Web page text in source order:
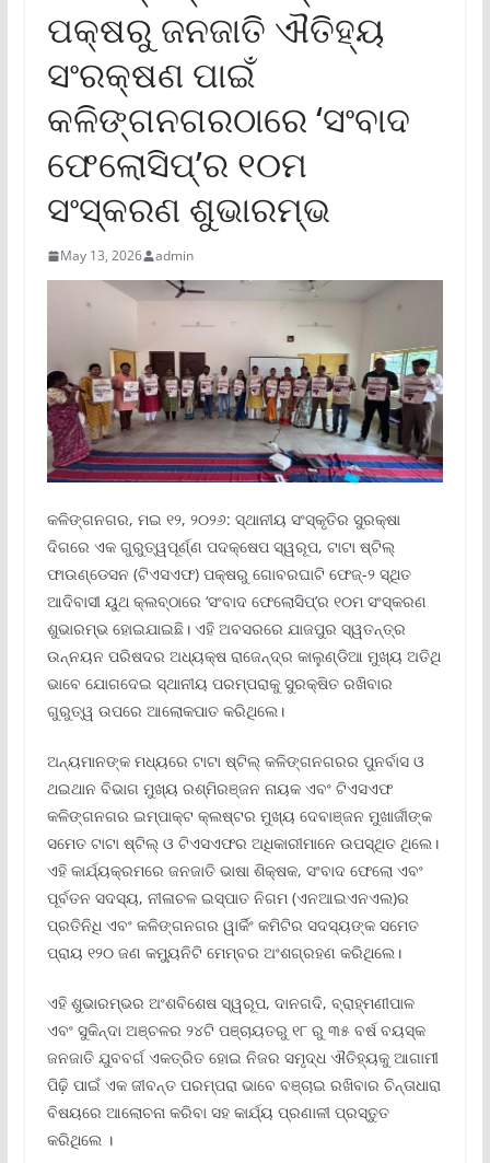
ପକ୍ଷରୁ ଜନଜାତି ଐତିହ୍ୟ
ସଂରକ୍ଷଣ ପାଇଁ
କଳିଙ୍ଗନଗରଠାରେ ‘ସଂବାଦ
ଫେଲୋସିପ୍’ର ୧୦ମ
ସଂସ୍କରଣ ଶୁଭାରମ୍ଭ
May 13, 2026 admin
କଳିଙ୍ଗନଗର, ମଇ ୧୨, ୨୦୨୬: ସ୍ଥାନୀୟ ସଂସ୍କୃତିର ସୁରକ୍ଷା
ଦିଗରେ ଏକ ଗୁରୁତ୍ୱପୂର୍ଣ୍ଣ ପଦକ୍ଷେପ ସ୍ୱରୂପ, ଟାଟା ଷ୍ଟିଲ୍
ଫାଉଣ୍ଡେସନ (ଟିଏସଏଫ) ପକ୍ଷରୁ ଗୋବରଘାଟି ଫେଜ୍-୨ ସ୍ଥିତ
ଆଦିବାସୀ ୟୁଥ କ୍ଲବ୍‌ଠାରେ ‘ସଂବାଦ ଫେଲୋସିପ୍’ର ୧୦ମ ସଂସ୍କରଣ
ଶୁଭାରମ୍ଭ ହୋଇଯାଇଛି। ଏହି ଅବସରରେ ଯାଜପୁର ସ୍ୱତନ୍ତ୍ର
ଉନ୍ନୟନ ପରିଷଦର ଅଧ୍ୟକ୍ଷ ରାଜେନ୍ଦ୍ର କାଲୁଣ୍ଡିଆ ମୁଖ୍ୟ ଅତିଥି
ଭାବେ ଯୋଗଦେଇ ସ୍ଥାନୀୟ ପରମ୍ପରାକୁ ସୁରକ୍ଷିତ ରଖିବାର
ଗୁରୁତ୍ୱ ଉପରେ ଆଲୋକପାତ କରିଥିଲେ।
ଅନ୍ୟମାନଙ୍କ ମଧ୍ୟରେ ଟାଟା ଷ୍ଟିଲ୍ କଳିଙ୍ଗନଗରର ପୁନର୍ବାସ ଓ
ଥଇଥାନ ବିଭାଗ ମୁଖ୍ୟ ରଶ୍ମିରଞ୍ଜନ ନାୟକ ଏବଂ ଟିଏସଏଫ
କଳିଙ୍ଗନଗର ଇମ୍ପାକ୍ଟ କ୍ଲଷ୍ଟର ମୁଖ୍ୟ ଦେବାଞ୍ଜନ ମୁଖାର୍ଜୀଙ୍କ
ସମେତ ଟାଟା ଷ୍ଟିଲ୍ ଓ ଟିଏସଏଫର ଅଧିକାରୀମାନେ ଉପସ୍ଥିତ ଥିଲେ।
ଏହି କାର୍ଯ୍ୟକ୍ରମରେ ଜନଜାତି ଭାଷା ଶିକ୍ଷକ, ସଂବାଦ ଫେଲୋ ଏବଂ
ପୂର୍ବତନ ସଦସ୍ୟ, ନୀଳାଚଳ ଇସ୍ପାତ ନିଗମ (ଏନଆଇଏନଏଲ)ର
ପ୍ରତିନିଧି ଏବଂ କଳିଙ୍ଗନଗର ୱାର୍କିଂ କମିଟିର ସଦସ୍ୟଙ୍କ ସମେତ
ପ୍ରାୟ ୧୨୦ ଜଣ କମ୍ୟୁନିଟି ମେମ୍ବର ଅଂଶଗ୍ରହଣ କରିଥିଲେ।
ଏହି ଶୁଭାରମ୍ଭର ଅଂଶବିଶେଷ ସ୍ୱରୂପ, ଦାନଗଦି, ବ୍ରାହ୍ମଣୀପାଳ
ଏବଂ ସୁକିନ୍ଦା ଅଞ୍ଚଳର ୨୪ଟି ପଞ୍ଚାୟତରୁ ୧୮ ରୁ ୩୫ ବର୍ଷ ବୟସ୍କ
ଜନଜାତି ଯୁବବର୍ଗ ଏକତ୍ରିତ ହୋଇ ନିଜର ସମୃଦ୍ଧ ଐତିହ୍ୟକୁ ଆଗାମୀ
ପିଢ଼ି ପାଇଁ ଏକ ଜୀବନ୍ତ ପରମ୍ପରା ଭାବେ ବଞ୍ଚାଇ ରଖିବାର ଚିନ୍ତାଧାରା
ବିଷୟରେ ଆଲୋଚନା କରିବା ସହ କାର୍ଯ୍ୟ ପ୍ରଣାଳୀ ପ୍ରସ୍ତୁତ
କରିଥିଲେ ।